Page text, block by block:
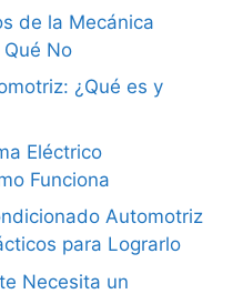
de la Mecánica
No
¿Qué es y
Eléctrico
Funciona
Automotriz
para Lograrlo
Necesita un